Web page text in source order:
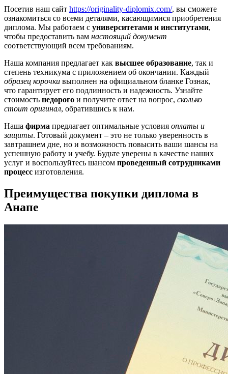
Посетив наш сайт https://originality-diplomix.com/, вы сможете
ознакомиться со всеми деталями, касающимися приобретения
диплома. Мы работаем с университетами и институтами,
чтобы предоставить вам настоящий документ
соответствующий всем требованиям.
Наша компания предлагает как высшее образование, так и
степень техникума с приложением об окончании. Каждый
образец корочки выполнен на официальном бланке Гознак,
что гарантирует его подлинность и надежность. Узнайте
стоимость недорого и получите ответ на вопрос, сколько
стоит оригинал, обратившись к нам.
Наша фирма предлагает оптимальные условия оплаты и
защиты. Готовый документ – это не только уверенность в
завтрашнем дне, но и возможность повысить ваши шансы на
успешную работу и учебу. Будьте уверены в качестве наших
услуг и воспользуйтесь шансом проведенный сотрудниками
процесс изготовления.
Преимущества покупки диплома в
Анапе